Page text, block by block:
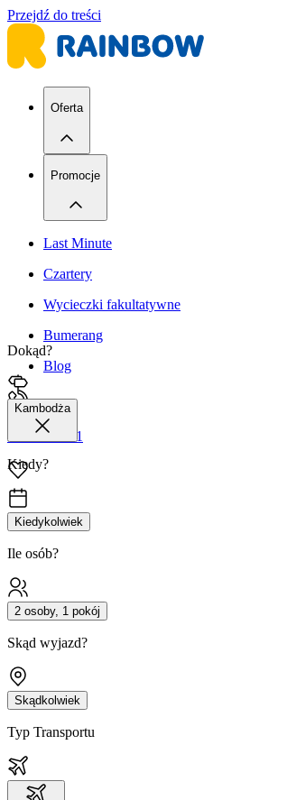
Przejdź do treści
Oferta
Promocje
Last Minute
Czartery
Wycieczki fakultatywne
Bumerang
Blog
42 680 38 51
Dokąd?
Kambodża
Kiedy?
Kiedykolwiek
Ile osób?
2 osoby, 1 pokój
Skąd wyjazd?
Skądkolwiek
Typ Transportu